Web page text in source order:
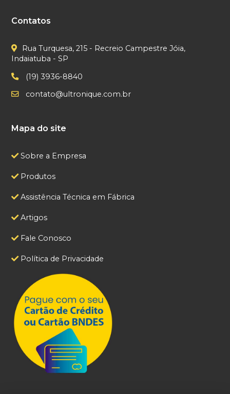
Contatos
Rua Turquesa, 215 - Recreio Campestre Jóia,
Indaiatuba - SP
(19) 3936-8840
contato@ultronique.com.br
Mapa do site
Sobre a Empresa
Produtos
Assistência Técnica em Fábrica
Artigos
Fale Conosco
Política de Privacidade